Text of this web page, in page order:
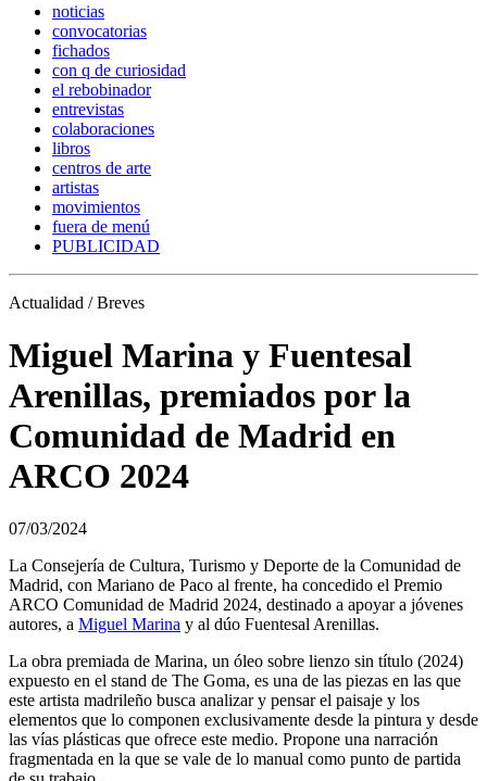
noticias
convocatorias
fichados
con q de curiosidad
el rebobinador
entrevistas
colaboraciones
libros
centros de arte
artistas
movimientos
fuera de menú
PUBLICIDAD
Actualidad / Breves
Miguel Marina y Fuentesal
Arenillas, premiados por la
Comunidad de Madrid en
ARCO 2024
07/03/2024
La Consejería de Cultura, Turismo y Deporte de la Comunidad de
Madrid, con Mariano de Paco al frente, ha concedido el Premio
ARCO Comunidad de Madrid 2024, destinado a apoyar a jóvenes
autores, a Miguel Marina y al dúo Fuentesal Arenillas.
La obra premiada de Marina, un óleo sobre lienzo sin título (2024)
expuesto en el stand de The Goma, es una de las piezas en las que
este artista madrileño busca analizar y pensar el paisaje y los
elementos que lo componen exclusivamente desde la pintura y desde
las vías plásticas que ofrece este medio. Propone una narración
fragmentada en la que se vale de lo manual como punto de partida